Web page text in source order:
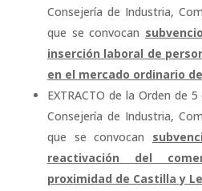
Consejería de Industria,
que se convocan
inserción laboral de
en el mercado ordinario
EXTRACTO de la Orden de
Consejería de Industria,
que se convocan
reactivación del
proximidad de Castilla y